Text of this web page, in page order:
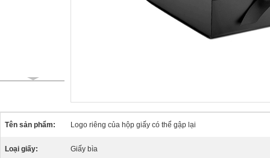
Tên sản phẩm: Logo riêng của hộp giấy có thể gập lại
Loại giấy: Giấy bìa